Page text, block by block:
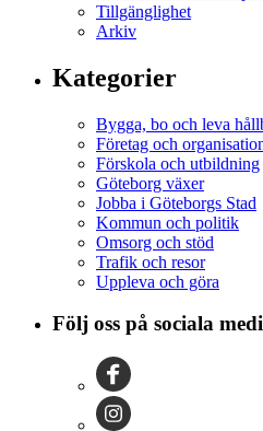
Tillgänglighet
Arkiv
Kategorier
Bygga, bo och leva
Företag och
Förskola och utbildning
Göteborg växer
Jobba i Göteborgs Stad
Kommun och politik
Omsorg och stöd
Trafik och resor
Uppleva och göra
Följ oss på sociala